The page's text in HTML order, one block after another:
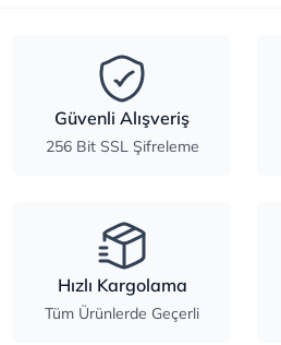
Güvenli Alışveriş
256 Bit SSL Şifreleme
Hızlı Kargolama
Tüm Ürünlerde Geçerli